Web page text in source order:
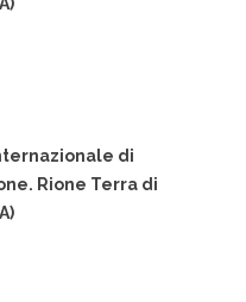
di
Rione Terra di